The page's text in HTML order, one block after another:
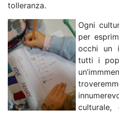
tolleranza.
Ogni
per
occhi un
tutti i